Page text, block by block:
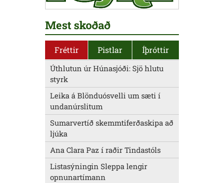
Mest skoðað
Fréttir Pistlar Íþróttir
Úthlutun úr Húnasjóði: Sjö hlutu
styrk
Leika á Blönduósvelli um sæti í
undanúrslitum
Sumarvertíð skemmtiferðaskipa að
ljúka
Ana Clara Paz í raðir Tindastóls
Listasýningin Sleppa lengir
opnunartímann